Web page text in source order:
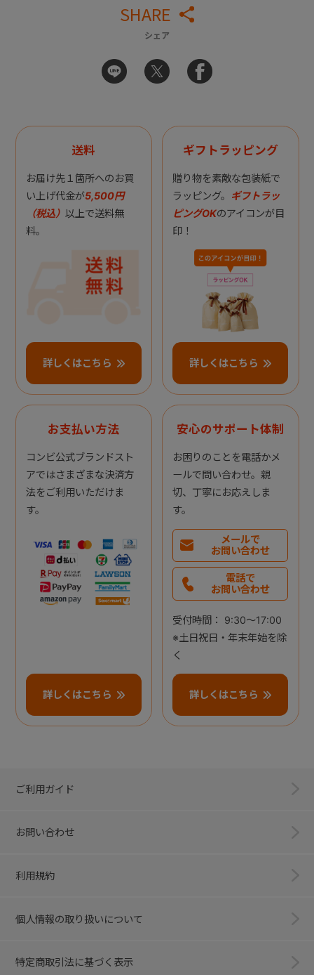
SHARE
シェア
送料
お届け先１箇所へのお買
い上げ代金が5,500円
（税込） 以上で送料無
料。
詳しくはこちら
ギフトラッピング
贈り物を素敵な包装紙で
ラッピング。 ギフトラッ
ピングOKのアイコンが目
印！
詳しくはこちら
お支払い方法
コンビ公式ブランドスト
アではさまざまな決済方
法をご利用いただけま
す。
詳しくはこちら
安心のサポート体制
お困りのことを電話かメ
ールで問い合わせ。親
切、丁寧にお応えしま
す。
メールで
お問い合わせ
電話で
お問い合わせ
受付時間： 9:30～17:00
※土日祝日・年末年始を除
く
詳しくはこちら
ご利用ガイド
お問い合わせ
利用規約
個人情報の取り扱いについて
特定商取引法に基づく表示